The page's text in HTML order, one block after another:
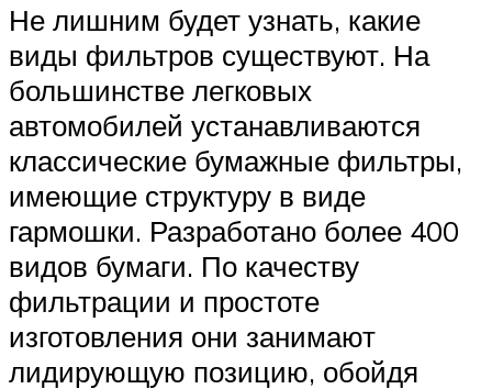
Не лишним будет узнать, какие
виды фильтров существуют. На
большинстве легковых
автомобилей устанавливаются
классические бумажные фильтры,
имеющие структуру в виде
гармошки. Разработано более 400
видов бумаги. По качеству
фильтрации и простоте
изготовления они занимают
лидирующую позицию, обойдя